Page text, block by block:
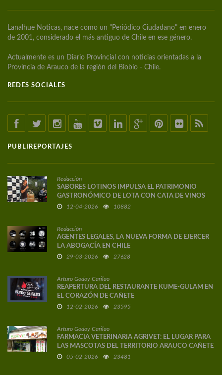
Lanalhue Noticas, nace como un "Periódico Ciudadano" en enero
de 2001, considerado el más antiguo de Chile en ese género.
Actualmente es un Diario Provincial con noticias orientadas a la
Provincia de Arauco de la región del Biobío - Chile.
REDES SOCIALES
PUBLIREPORTAJES
Redacción
SABORES LOTINOS IMPULSA EL PATRIMONIO
GASTRONÓMICO DE LOTA CON CATA DE VINOS
DE AUTOR
12-04-2026 10882
Redacción
AGENTES LEGALES, LA NUEVA FORMA DE EJERCER
LA ABOGACÍA EN CHILE
29-03-2026 27628
Arturo Godoy Carilao
REAPERTURA DEL RESTAURANTE KUME-GULAM EN
EL CORAZÓN DE CAÑETE
12-02-2026 23595
Arturo Godoy Carilao
FARMACIA VETERINARIA AGRIVET: EL LUGAR PARA
LAS MASCOTAS DEL TERRITORIO ARAUCO CAÑETE
05-02-2026 23481